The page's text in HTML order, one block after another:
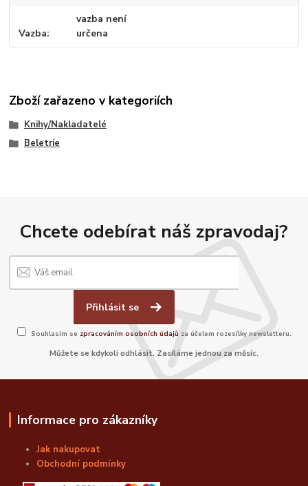
Vazba
vazba není
určena
Zboží zařazeno v kategoriích
Knihy/Nakladatelé
Beletrie
Chcete odebírat náš zpravodaj?
Přihlásit se
Souhlasím se zpracováním osobních údajů za účelem rozesílky newsletteru.
Můžete se kdykoli odhlásit. Zasíláme jednou za měsíc.
Informace pro zákazníky
Jak nakupovat
Obchodní podmínky